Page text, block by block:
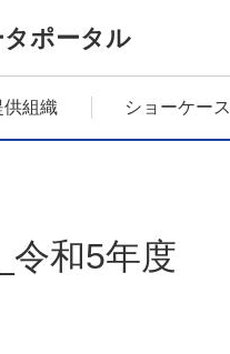
タポータル
供組織 ショーケース
令和5年度